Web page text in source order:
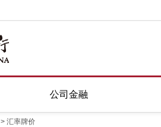
公司金融
> 汇率牌价